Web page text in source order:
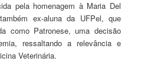
pela homenagem à Maria Del
ex-aluna da UFPel, que
como Patronese, uma decisão
ressaltando a relevância e
Veterinária.